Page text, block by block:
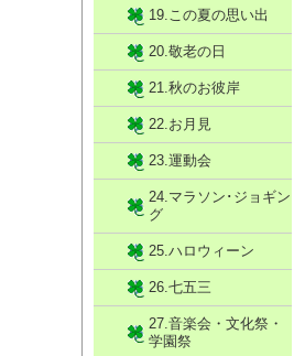
19.この夏の思い出
20.敬老の日
21.秋のお彼岸
22.お月見
23.運動会
24.マラソン･ジョギン
グ
25.ハロウィーン
26.七五三
27.音楽会・文化祭・
学園祭